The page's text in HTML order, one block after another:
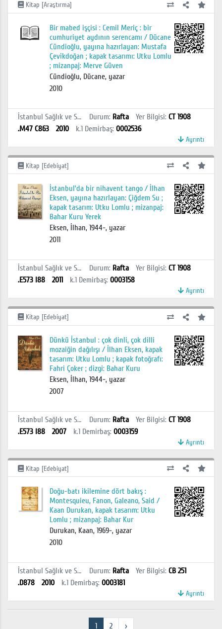
Kitap [Araştırma]
Bir mabed işçisi : Cemil Meriç : bir
cumhuriyet aydının serencamı / Dücane
Cündioğlu, yayına hazırlayan: Mustafa
Çevikdoğan ; kapak tasarımı: Utku Lomlu
; mizanpaj: Merve Güven
Cündioğlu, Dücane, yazar
2010
İstanbul Sağlık ve Sosyal Bilimler MYO Kütüphanesi Durum: Rafta Yer Bilgisi: CT 1908
.M47 C863
2010 k.1 Demirbaş: 0002536
Ayrıntı
Kitap [Edebiyat]
İstanbul’da bir nihavent tango / İlhan
Eksen, yayına hazırlayan: Çiğdem Su ;
kapak tasarım: Utku Lomlu ; mizanpaj:
Bahar Kuru Yerek
Eksen, İlhan, 1944-, yazar
2011
İstanbul Sağlık ve Sosyal Bilimler MYO Kütüphanesi Durum: Rafta Yer Bilgisi: CT 1908
.E573 I88
2011 k.1 Demirbaş: 0003158
Ayrıntı
Kitap [Edebiyat]
Dünkü İstanbul : çok dinli, çok dilli
mozaiğin dağılışı / İlhan Eksen, kapak
tasarım: Utku Lomlu ; kapak fotoğrafı:
Fahri Çoker ; dizgi: Bahar Kuru
Eksen, İlhan, 1944-, yazar
2007
İstanbul Sağlık ve Sosyal Bilimler MYO Kütüphanesi Durum: Rafta Yer Bilgisi: CT 1908
.E573 I88
2007 k.1 Demirbaş: 0003159
Ayrıntı
Kitap [Edebiyat]
Doğu-batı ikilemine dört bakış :
Montesquieu, Fanon, Galeano, Said /
Kaan Durukan, kapak tasarım: Utku
Lomlu ; mizanpaj: Bahar Kur
Durukan, Kaan, 1969-, yazar
2010
İstanbul Sağlık ve Sosyal Bilimler MYO Kütüphanesi Durum: Rafta Yer Bilgisi: CB 251
.D878
2010 k.1 Demirbaş: 0003181
Ayrıntı
1 2 ›